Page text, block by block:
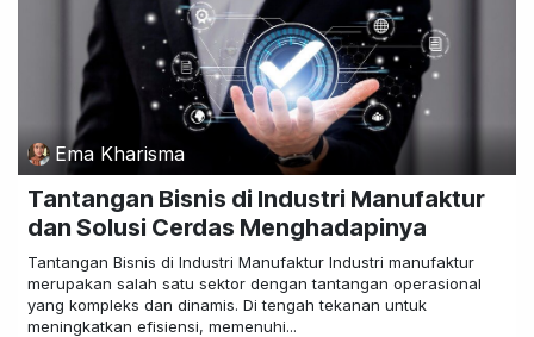
Ema Kharisma
Tantangan Bisnis di Industri Manufaktur
dan Solusi Cerdas Menghadapinya
Tantangan Bisnis di Industri Manufaktur Industri manufaktur
merupakan salah satu sektor dengan tantangan operasional
yang kompleks dan dinamis. Di tengah tekanan untuk
meningkatkan efisiensi, memenuhi...